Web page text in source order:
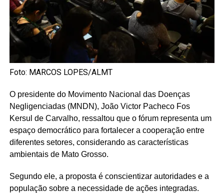
Foto: MARCOS LOPES/ALMT
O presidente do Movimento Nacional das Doenças
Negligenciadas (MNDN), João Victor Pacheco Fos
Kersul de Carvalho, ressaltou que o fórum representa um
espaço democrático para fortalecer a cooperação entre
diferentes setores, considerando as características
ambientais de Mato Grosso.
Segundo ele, a proposta é conscientizar autoridades e a
população sobre a necessidade de ações integradas.